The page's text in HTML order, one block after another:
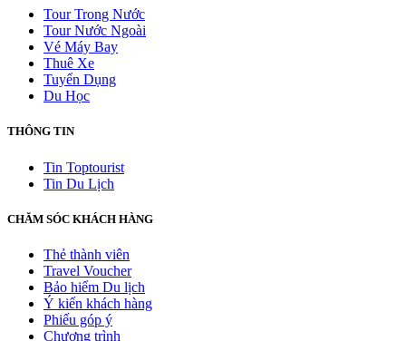
Tour Trong Nước
Tour Nước Ngoài
Vé Máy Bay
Thuê Xe
Tuyển Dụng
Du Học
THÔNG TIN
Tin Toptourist
Tin Du Lịch
CHĂM SÓC KHÁCH HÀNG
Thẻ thành viên
Travel Voucher
Bảo hiểm Du lịch
Ý kiến khách hàng
Phiếu góp ý
Chương trình